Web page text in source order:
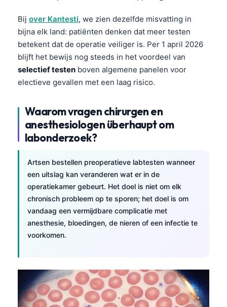
Bij over Kantesti, we zien dezelfde misvatting in
bijna elk land: patiënten denken dat meer testen
betekent dat de operatie veiliger is. Per 1 april 2026
blijft het bewijs nog steeds in het voordeel van
selectief testen boven algemene panelen voor
electieve gevallen met een laag risico.
Waarom vragen chirurgen en
anesthesiologen überhaupt om
labonderzoek?
Artsen bestellen preoperatieve labtesten wanneer
een uitslag kan veranderen wat er in de
operatiekamer gebeurt. Het doel is niet om elk
chronisch probleem op te sporen; het doel is om
vandaag een vermijdbare complicatie met
anesthesie, bloedingen, de nieren of een infectie te
voorkomen.